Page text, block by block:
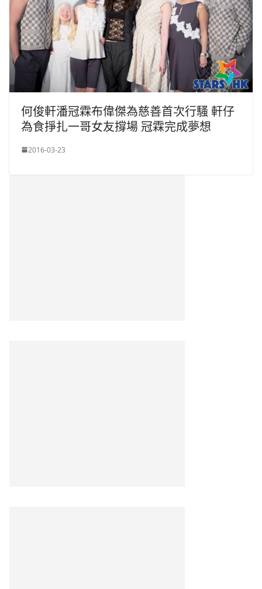
何俊軒潘冠霖布偉傑為慈善首次行騷 軒仔
為食掙扎一哥女友撐場 冠霖完成夢想
2016-03-23